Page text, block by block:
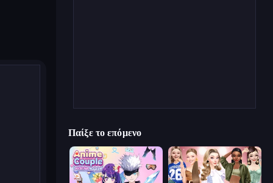
Παίξε το επόμενο